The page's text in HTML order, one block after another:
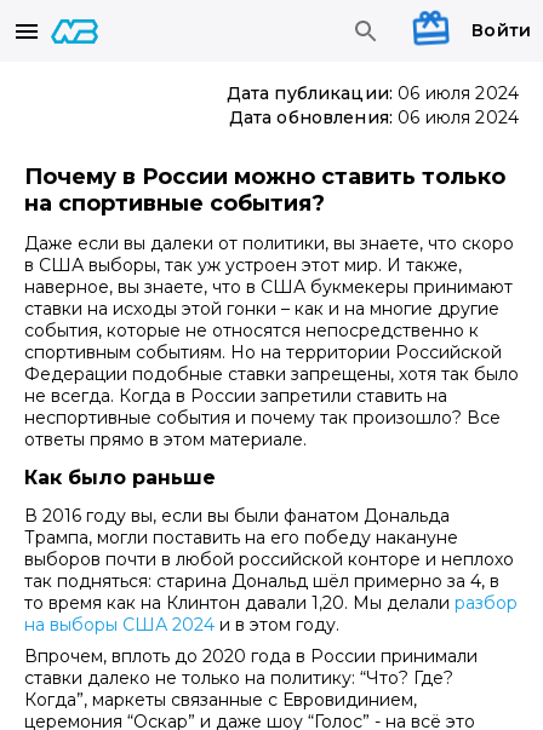
Войти
Дата публикации: 06 июля 2024
Дата обновления: 06 июля 2024
Почему в России можно ставить только
на спортивные события?
Даже если вы далеки от политики, вы знаете, что скоро
в США выборы, так уж устроен этот мир. И также,
наверное, вы знаете, что в США букмекеры принимают
ставки на исходы этой гонки – как и на многие другие
события, которые не относятся непосредственно к
спортивным событиям. Но на территории Российской
Федерации подобные ставки запрещены, хотя так было
не всегда. Когда в России запретили ставить на
неспортивные события и почему так произошло? Все
ответы прямо в этом материале.
Как было раньше
В 2016 году вы, если вы были фанатом Дональда
Трампа, могли поставить на его победу накануне
выборов почти в любой российской конторе и неплохо
так подняться: старина Дональд шёл примерно за 4, в
то время как на Клинтон давали 1,20. Мы делали разбор
на выборы США 2024 и в этом году.
Впрочем, вплоть до 2020 года в России принимали
ставки далеко не только на политику: “Что? Где?
Когда”, маркеты связанные с Евровидинием,
церемония “Оскар” и даже шоу “Голос” - на всё это